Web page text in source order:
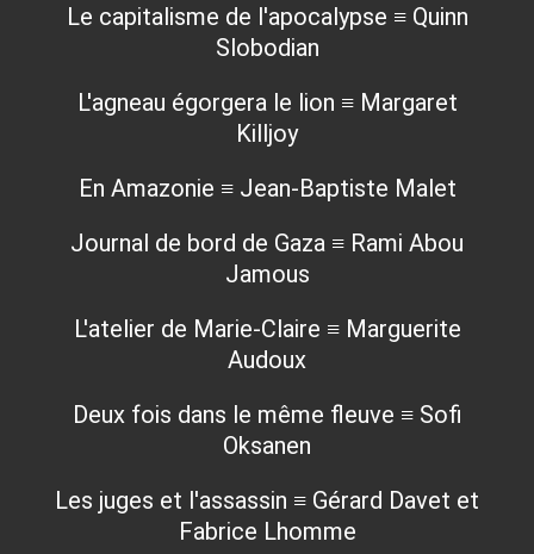
Le capitalisme de l'apocalypse ≡ Quinn
Slobodian
L'agneau égorgera le lion ≡ Margaret
Killjoy
En Amazonie ≡ Jean-Baptiste Malet
Journal de bord de Gaza ≡ Rami Abou
Jamous
L'atelier de Marie-Claire ≡ Marguerite
Audoux
Deux fois dans le même fleuve ≡ Sofi
Oksanen
Les juges et l'assassin ≡ Gérard Davet et
Fabrice Lhomme